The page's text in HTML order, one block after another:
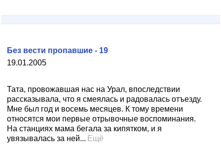
19.01.2005
Без вести пропавшие - 19
Тата, провожавшая нас на Урал, впоследствии
рассказывала, что я смеялась и радовалась отъезду.
Мне был год и восемь месяцев. К тому времени
относятся мои первые отрывочные воспоминания.
На станциях мама бегала за кипятком, и я
увязывалась за ней... Ещё